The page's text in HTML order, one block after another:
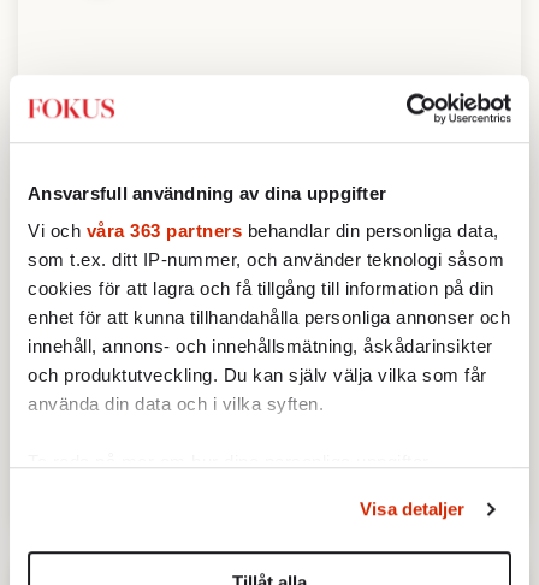
Ansvarsfull användning av dina uppgifter
Vi och våra 363 partners behandlar din personliga data,
som t.ex. ditt IP-nummer, och använder teknologi såsom
cookies för att lagra och få tillgång till information på din
enhet för att kunna tillhandahålla personliga annonser och
innehåll, annons- och innehållsmätning, åskådarinsikter
och produktutveckling. Du kan själv välja vilka som får
använda din data och i vilka syften.
Du kan ändra eller dra tillbaka ditt samtycke när som
helst från cookie-förklaringen.
Visa detaljer
Privatekonomi
2.4
För att läsa mer om vad vi mäter och hur kategorierna
viktas,klicka här